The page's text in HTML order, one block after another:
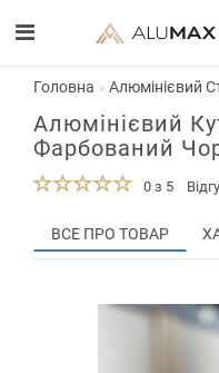
Головна Алюмінієвий
Алюмінієвий
Фарбований
0 з 5
ВСЕ ПРО ТОВАР